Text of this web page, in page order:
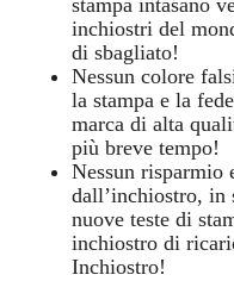
stampa intasano
inchiostri del
di sbagliato!
Nessun colore
la stampa e la
marca di alta
più breve tempo!
Nessun risparmio
dall’inchiostro, in
nuove teste di
inchiostro di
Inchiostro!